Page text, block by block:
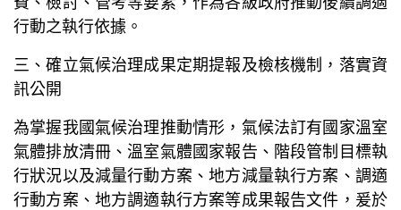
行動之執行依據。
三、確立氣候治理成果定期提報及檢核機制，落實資
訊公開
為掌握我國氣候治理推動情形，氣候法訂有國家溫室
氣體排放清冊、溫室氣體國家報告、階段管制目標執
行狀況以及減量行動方案、地方減量執行方案、調適
行動方案、地方調適執行方案等成果報告文件，爰於